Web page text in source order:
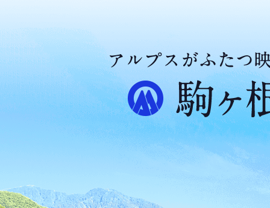
ア
ル
プ
ス
が